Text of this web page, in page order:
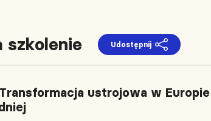
szkolenie Udostępnij
ustrojowa w Europie